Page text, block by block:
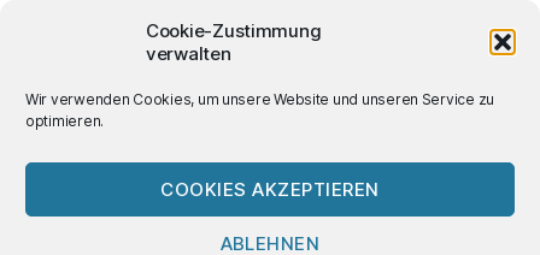
Cookie-Zustimmung
verwalten
Wir verwenden Cookies, um unsere Website und unseren Service zu
optimieren.
COOKIES AKZEPTIEREN
ABLEHNEN